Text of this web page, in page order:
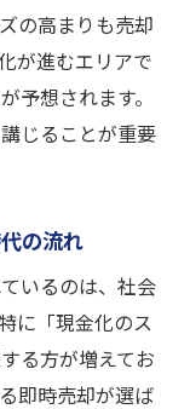
の高まりも売却
が進むエリアで
予想されます。
じることが重要
の流れ
いるのは、社会
に「現金化のス
る方が増えてお
即時売却が選ば